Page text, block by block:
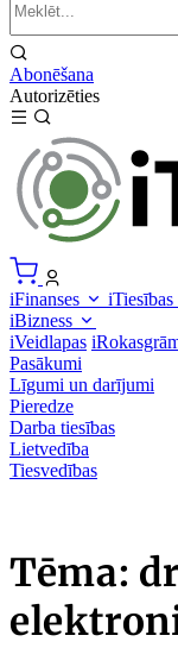
Abonēšana
Autorizēties
iFinanses
iTiesības
iBizness
iVeidlapas
Pasākumi
Līgumi un darījumi
Pieredze
Darba tiesības
Lietvedība
Tiesvedības
Tēma: